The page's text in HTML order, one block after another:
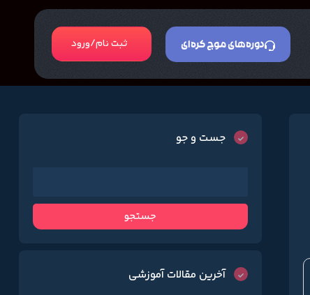
دوره‌های موج کره‌ای ثبت نام/ورود
جست و جو
آخرین مقالات آموزشی